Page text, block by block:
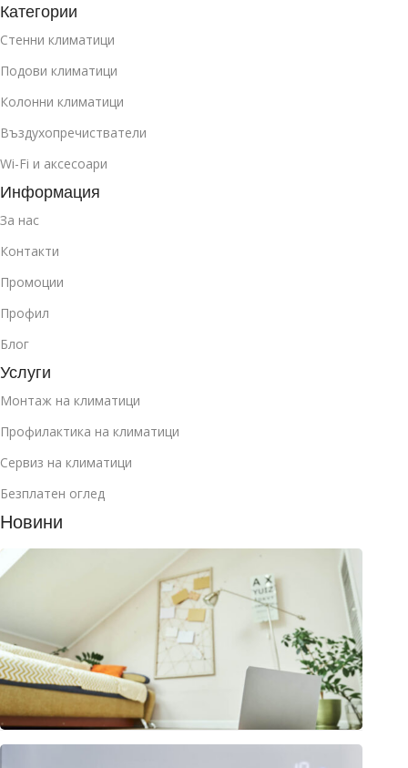
Категории
Стенни климатици
Подови климатици
Колонни климатици
Въздухопречистватели
Wi-Fi и аксесоари
Информация
За нас
Контакти
Промоции
Профил
Блог
Услуги
Монтаж на климатици
Профилактика на климатици
Сервиз на климатици
Безплатен оглед
Новини